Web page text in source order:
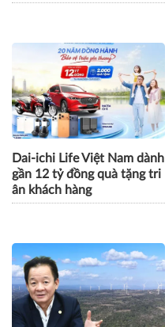
Dai-ichi Life Việt Nam dành
gần 12 tỷ đồng quà tặng tri
ân khách hàng